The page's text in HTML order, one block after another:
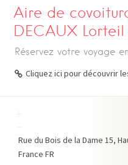
Aire de
DECAUX Lorteil
Réservez votre voyage
Cliquez ici pour découvrir
Rue du Bois de la Dame 15
France FR